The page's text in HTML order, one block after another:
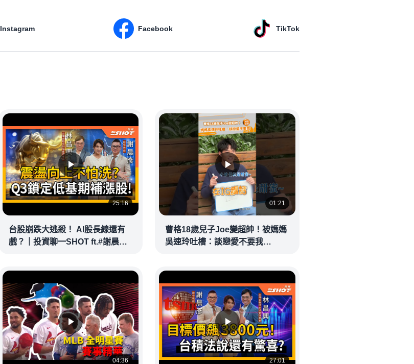
Instagram Facebook TikTok
25:16
台股崩跌大逃殺！ AI股長線還有
戲？｜投資聊一SHOT ft.#謝晨彥
01:21
曹格18歲兒子Joe變超帥！被媽媽
吳速玲吐槽：談戀愛不要我
04:36 27:01